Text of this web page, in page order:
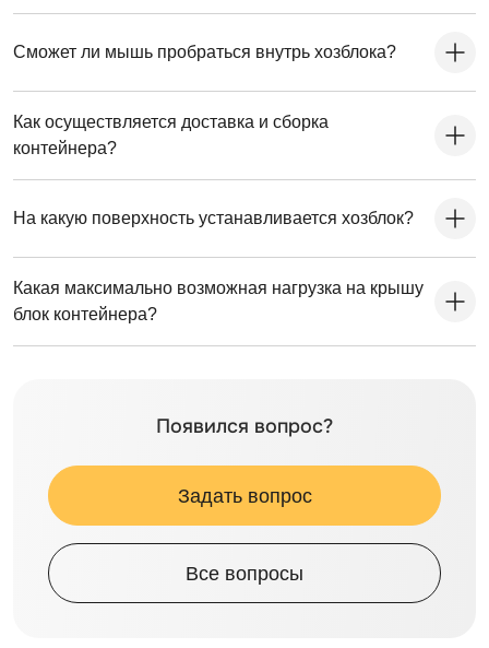
фундаментные блоки. Ниже представлена схема
Сможет ли мышь пробраться внутрь хозблока?
Как осуществляется доставка и сборка
контейнера?
На какую поверхность устанавливается хозблок?
Какая максимально возможная нагрузка на крышу
блок контейнера?
Появился вопрос?
Задать вопрос
Все вопросы